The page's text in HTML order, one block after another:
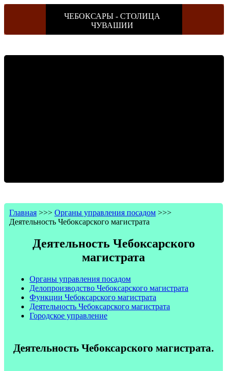
ЧЕБОКСАРЫ - СТОЛИЦА
ЧУВАШИИ
Главная >>> Органы управления посадом >>>
Деятельность Чебоксарского магистрата
Деятельность Чебоксарского
магистрата
Органы управления посадом
Делопроизводство Чебоксарского магистрата
Функции Чебоксарского магистрата
Деятельность Чебоксарского магистрата
Городское управление
Деятельность Чебоксарского магистрата.